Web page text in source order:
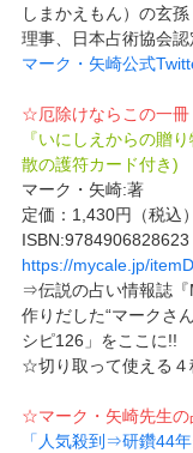
しまかえもん）の玄
理事、日本占術協会認
マーク・矢崎公式
☆厄除けならこの一
『いにしえからの贈
散の護符カード付き)
マーク・矢崎:著
定価：1,430円（税込
ISBN:9784906828623
https://mycale.jp/
⇒伝説の占い情報誌『
作りだした“マークさ
シピ126」をここに!!
☆切り取って使える４
☆マーク・矢崎先生の
「人気殺到⇒研鑽44